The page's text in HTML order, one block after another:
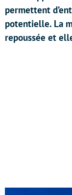
permettent
potentielle. La
repoussée et